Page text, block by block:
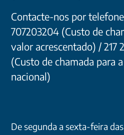
Contacte-nos por
707203204 (Custo de
valor acrescentado) / 217
(Custo de chamada para
nacional)
De segunda a sexta-feira